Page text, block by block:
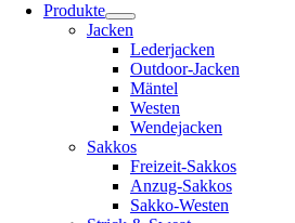
Produkte
Jacken
Lederjacken
Outdoor-Jacken
Mäntel
Westen
Wendejacken
Sakkos
Freizeit-Sakkos
Anzug-Sakkos
Sakko-Westen